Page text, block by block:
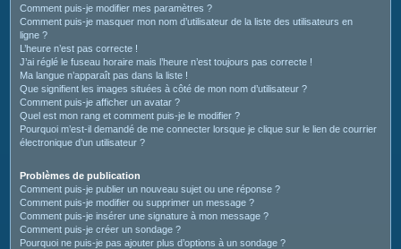
Comment puis-je modifier mes paramètres ?
Comment puis-je masquer mon nom d’utilisateur de la liste des utilisateurs en
ligne ?
L’heure n’est pas correcte !
J’ai réglé le fuseau horaire mais l’heure n’est toujours pas correcte !
Ma langue n’apparaît pas dans la liste !
Que signifient les images situées à côté de mon nom d’utilisateur ?
Comment puis-je afficher un avatar ?
Quel est mon rang et comment puis-je le modifier ?
Pourquoi m’est-il demandé de me connecter lorsque je clique sur le lien de courrier
électronique d’un utilisateur ?
Problèmes de publication
Comment puis-je publier un nouveau sujet ou une réponse ?
Comment puis-je modifier ou supprimer un message ?
Comment puis-je insérer une signature à mon message ?
Comment puis-je créer un sondage ?
Pourquoi ne puis-je pas ajouter plus d’options à un sondage ?